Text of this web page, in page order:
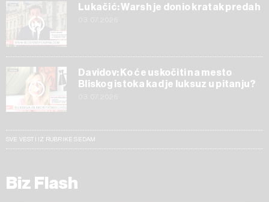
Lukačić: Warsh je donio kratak predah
Davidov: Ko će uskočiti na mesto
Bliskog istoka kad je luksuz u pitanju?
SVE VESTI IZ RUBRIKE SEDAM
Biz Flash